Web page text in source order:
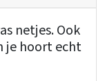
netjes. Ook
je hoort echt